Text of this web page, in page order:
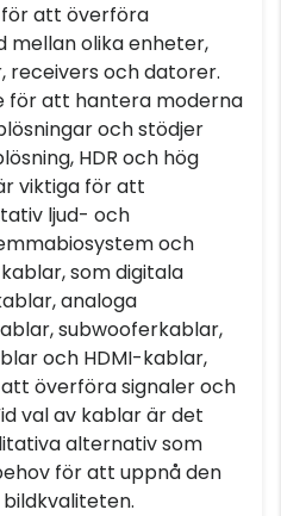
att överföra
mellan olika enheter,
receivers och datorer.
för att hantera moderna
och stödjer
HDR och hög
viktiga för att
ljud- och
och
som digitala
analoga
subwooferkablar,
och HDMI-kablar,
överföra signaler och
val av kablar är det
alternativ som
för att uppnå den